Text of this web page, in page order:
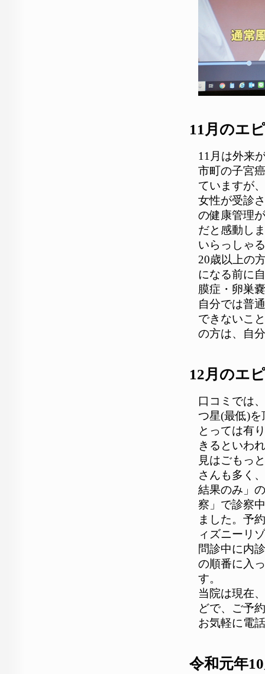
11月のエ
11月は外来
市町の子宮
ていますが
女性が受診
の健康管理
だと感動し
いらっしゃ
20歳以上の
になる前に
膜症・卵巣
自分では普
できないこ
の方は、自
12月のエ
口コミでは
つ星(最低)
とっては有
きるといわ
見はごもっ
さんも多く
結果のみ」
察」で診察
ました。予
ィズニーリ
問診中に内
の順番に入
す。
当院は現在
どで、ご予
お気軽に電
令和元年